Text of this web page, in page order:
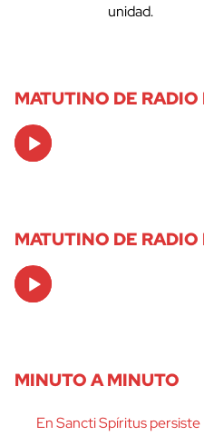
unidad.
MATUTINO DE
Audio
Player
MATUTINO DE
Audio
Player
MINUTO A MINUTO
En Sancti Spíritus persiste